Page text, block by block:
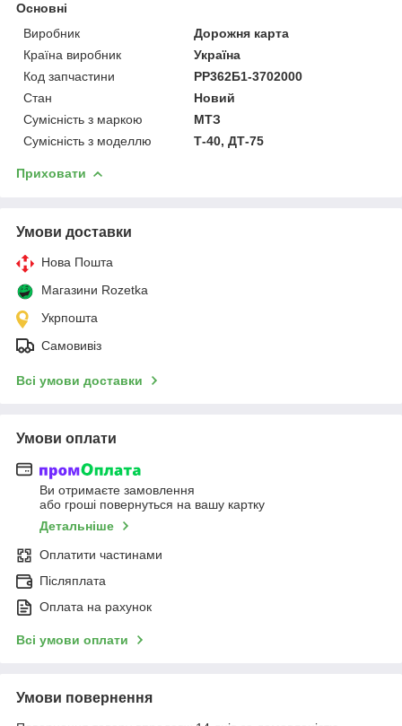
Основні
Виробник
Дорожня карта
Країна виробник
Україна
Код запчастини
РР362Б1-3702000
Стан
Новий
Сумісність з маркою
МТЗ
Сумісність з моделлю
Т-40, ДТ-75
Приховати
Умови доставки
Нова Пошта
Магазини Rozetka
Укрпошта
Самовивіз
Всі умови доставки
Умови оплати
Ви отримаєте замовлення
або гроші повернуться на вашу картку
Детальніше
Оплатити частинами
Післяплата
Оплата на рахунок
Всі умови оплати
Умови повернення